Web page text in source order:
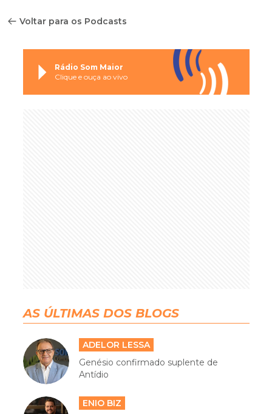
Voltar para os Podcasts
Rádio Som Maior
Clique e ouça ao vivo
AS ÚLTIMAS DOS BLOGS
ADELOR LESSA
Genésio confirmado suplente de
Antídio
ENIO BIZ